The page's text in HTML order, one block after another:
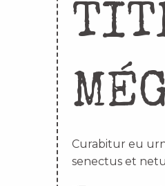
Curabitur eu
senectus et